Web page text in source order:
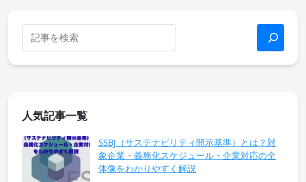
人気記事一覧
SSBJ（サステナビリティ開示基準）とは？対
象企業・義務化スケジュール・企業対応の全
体像をわかりやすく解説